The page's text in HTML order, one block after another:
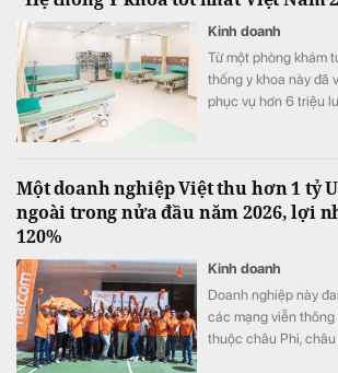
Kinh doanh
Từ một phòng khám
thống y khoa này đã
phục vụ hơn 6 triệu
Một doanh nghiệp Việt thu hơn 1 tỷ
ngoài trong nửa đầu năm 2026, lợi
120%
Kinh doanh
Doanh nghiệp này
các mạng viễn
thuộc châu Phi,